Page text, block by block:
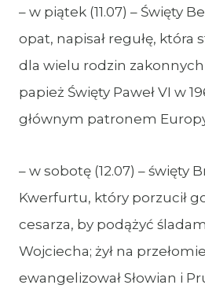
– w piątek (11.07) – Święty
opat, napisał regułę, która
dla wielu rodzin
papież Święty Paweł VI w
głównym patronem
– w sobotę (12.07) – święty
Kwerfurtu, który porzucił
cesarza, by podążyć
Wojciecha; żył na
ewangelizował Słowian i